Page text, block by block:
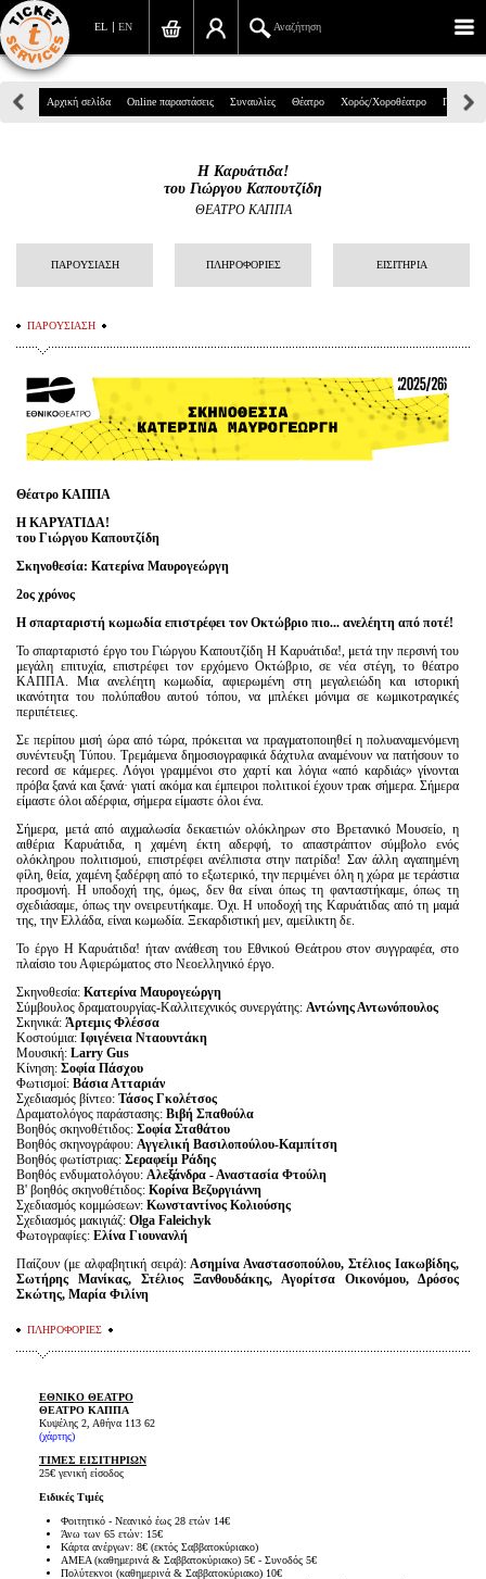
EN
EL Αναζήτηση
Πανεπιστημίου 39, Αθήνα
info@ticketservices.gr
Σύνδεση/Εγγραφή
Πληροφορίες
Αρχική σελίδα Online παραστάσεις Συναυλίες Θέατρο Χορός/Χοροθέατρο Παιδικά
Η Καρυάτιδα!
του Γιώργου Καπουτζίδη
ΘΕΑΤΡΟ ΚΑΠΠΑ
ΠΑΡΟΥΣΙΑΣΗ ΠΛΗΡΟΦΟΡΙΕΣ ΕΙΣΙΤΗΡΙΑ
ΠΑΡΟΥΣΙΑΣΗ
Θέατρο ΚΑΠΠΑ
Η ΚΑΡΥΑΤΙΔΑ!
του Γιώργου Καπουτζίδη
Σκηνοθεσία: Κατερίνα Μαυρογεώργη
2ος χρόνος
Η σπαρταριστή κωμωδία επιστρέφει τον Οκτώβριο πιο... ανελέητη από ποτέ!
Το σπαρταριστό έργο του Γιώργου Καπουτζίδη Η Καρυάτιδα!, μετά την περσινή του
μεγάλη επιτυχία, επιστρέφει τον ερχόμενο Οκτώβριο, σε νέα στέγη, το θέατρο
ΚΑΠΠΑ. Μια ανελέητη κωμωδία, αφιερωμένη στη μεγαλειώδη και ιστορική
ικανότητα του πολύπαθου αυτού τόπου, να μπλέκει μόνιμα σε κωμικοτραγικές
περιπέτειες.
Σε περίπου μισή ώρα από τώρα, πρόκειται να πραγματοποιηθεί η πολυαναμενόμενη
συνέντευξη Τύπου. Τρεμάμενα δημοσιογραφικά δάχτυλα αναμένουν να πατήσουν το
record σε κάμερες. Λόγοι γραμμένοι στο χαρτί και λόγια «από καρδιάς» γίνονται
πρόβα ξανά και ξανά· γιατί ακόμα και έμπειροι πολιτικοί έχουν τρακ σήμερα. Σήμερα
είμαστε όλοι αδέρφια, σήμερα είμαστε όλοι ένα.
Σήμερα, μετά από αιχμαλωσία δεκαετιών ολόκληρων στο Βρετανικό Μουσείο, η
αιθέρια Καρυάτιδα, η χαμένη έκτη αδερφή, το απαστράπτον σύμβολο ενός
ολόκληρου πολιτισμού, επιστρέφει ανέλπιστα στην πατρίδα! Σαν άλλη αγαπημένη
φίλη, θεία, χαμένη ξαδέρφη από το εξωτερικό, την περιμένει όλη η χώρα με τεράστια
προσμονή. Η υποδοχή της, όμως, δεν θα είναι όπως τη φανταστήκαμε, όπως τη
σχεδιάσαμε, όπως την ονειρευτήκαμε. Όχι. Η υποδοχή της Καρυάτιδας από τη μαμά
της, την Ελλάδα, είναι κωμωδία. Ξεκαρδιστική μεν, αμείλικτη δε.
Το έργο Η Καρυάτιδα! ήταν ανάθεση του Εθνικού Θεάτρου στον συγγραφέα, στο
πλαίσιο του Αφιερώματος στο Νεοελληνικό έργο.
Σκηνοθεσία: Κατερίνα Μαυρογεώργη
Σύμβουλος δραματουργίας-Καλλιτεχνικός συνεργάτης: Αντώνης Αντωνόπουλος
Σκηνικά: Άρτεμις Φλέσσα
Κοστούμια: Ιφιγένεια Νταουντάκη
Μουσική: Larry Gus
Κίνηση: Σοφία Πάσχου
Φωτισμοί: Βάσια Ατταριάν
Σχεδιασμός βίντεο: Τάσος Γκολέτσος
Δραματολόγος παράστασης: Βιβή Σπαθούλα
Βοηθός σκηνοθέτιδος: Σοφία Σταθάτου
Βοηθός σκηνογράφου: Αγγελική Βασιλοπούλου-Καμπίτση
Βοηθός φωτίστριας: Σεραφείμ Ράδης
Βοηθός ενδυματολόγου: Αλεξάνδρα - Αναστασία Φτούλη
Β' βοηθός σκηνοθέτιδος: Κορίνα Βεζυργιάννη
Σχεδιασμός κομμώσεων: Κωνσταντίνος Κολιούσης
Σχεδιασμός μακιγιάζ: Olga Faleichyk
Φωτογραφίες: Ελίνα Γιουνανλή
Παίζουν (με αλφαβητική σειρά):Ασημίνα Αναστασοπούλου, Στέλιος Ιακωβίδης,
Σωτήρης Μανίκας, Στέλιος Ξανθουδάκης, Αγορίτσα Οικονόμου, Δρόσος
Σκώτης, Μαρία Φιλίνη
ΠΛΗΡΟΦΟΡΙΕΣ
ΕΘΝΙΚΟ ΘΕΑΤΡΟ
ΘΕΑΤΡΟ ΚΑΠΠΑ
Κυψέλης 2, Αθήνα 113 62
(χάρτης)
ΤΙΜΕΣ ΕΙΣΙΤΗΡΙΩΝ
25€ γενική είσοδος
Ειδικές Τιμές
Φοιτητικό - Νεανικό έως 28 ετών 14€
Άνω των 65 ετών: 15€
Κάρτα ανέργων: 8€ (εκτός Σαββατοκύριακο)
ΑΜΕΑ (καθημερινά & Σαββατοκύριακο) 5€ - Συνοδός 5€
Πολύτεκνοι (καθημερινά & Σαββατοκύριακο) 10€